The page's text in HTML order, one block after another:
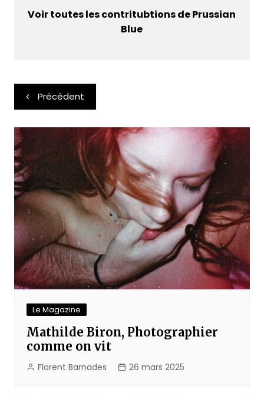
Voir toutes les contritubtions de Prussian
Blue
Navigation
de
l’article
Précédent
Le Magazine
Mathilde Biron, Photographier
comme on vit
Florent Barnades 26 mars 2025